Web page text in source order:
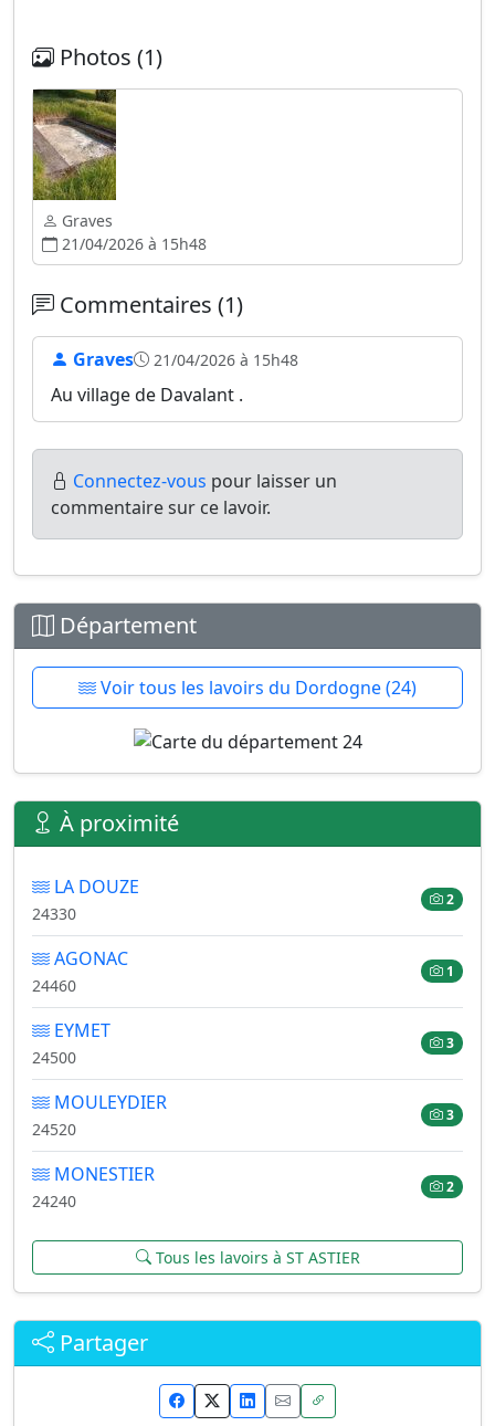
Photos (1)
Graves
21/04/2026 à 15h48
Commentaires (1)
Graves 21/04/2026 à 15h48
Au village de Davalant .
Connectez-vous pour laisser un
commentaire sur ce lavoir.
Département
Voir tous les lavoirs du Dordogne (24)
À proximité
LA DOUZE
24330
2
AGONAC
24460
1
EYMET
24500
3
MOULEYDIER
24520
3
MONESTIER
24240
2
Tous les lavoirs à ST ASTIER
Partager